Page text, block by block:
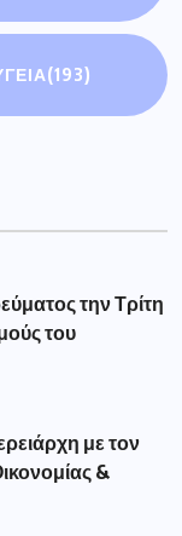
(193)
την Τρίτη
του
με τον
&